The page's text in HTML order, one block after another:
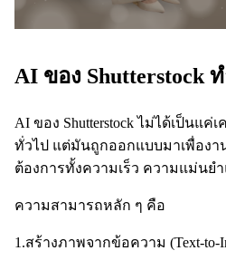
AI ของ Shutterstock
AI ของ Shutterstock ไม่ได้เป็นแค่
ทั่วไป แต่มันถูกออกแบบมาเพื่องา
ต้องการทั้งความเร็ว ความแม่นย
ความสามารถหลัก ๆ คือ
1.สร้างภาพจากข้อความ (Text-to-